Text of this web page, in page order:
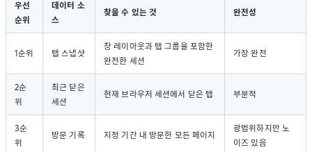
우선
순위
데이터 소
스
찾을 수 있는 것 완전성
1순위 탭 스냅샷
창 레이아웃과 탭 그룹을 포함한
완전한 세션
가장 완전
2순
위
최근 닫은
세션
현재 브라우저 세션에서 닫은 탭 부분적
3순
위
방문 기록 지정 기간 내 방문한 모든 페이지
광범위하지만 노
이즈 있음